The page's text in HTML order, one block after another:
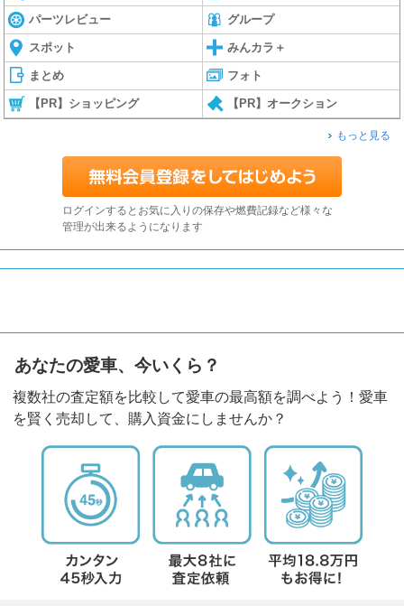
パーツレビュー グループ
スポット みんカラ＋
まとめ フォト
【PR】ショッピング 【PR】オークション
もっと見る
ログインするとお気に入りの保存や燃費記録など様々な
管理が出来るようになります
あなたの愛車、今いくら？
複数社の査定額を比較して愛車の最高額を調べよう！愛車
を賢く売却して、購入資金にしませんか？